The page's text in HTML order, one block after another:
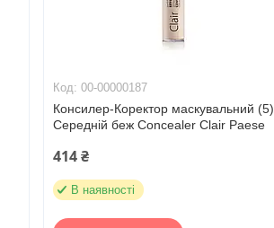
00-00000187
Консилер-Коректор маскувальний (5)
Середній беж Concealer Clair Paese
414 ₴
В наявності